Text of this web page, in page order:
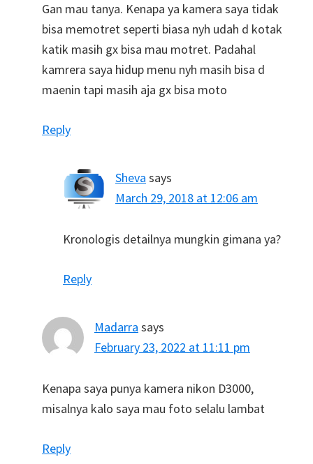
Gan mau tanya. Kenapa ya kamera saya tidak
bisa memotret seperti biasa nyh udah d kotak
katik masih gx bisa mau motret. Padahal
kamrera saya hidup menu nyh masih bisa d
maenin tapi masih aja gx bisa moto
Reply
Sheva says
March 29, 2018 at 12:06 am
Kronologis detailnya mungkin gimana ya?
Reply
Madarra says
February 23, 2022 at 11:11 pm
Kenapa saya punya kamera nikon D3000,
misalnya kalo saya mau foto selalu lambat
Reply